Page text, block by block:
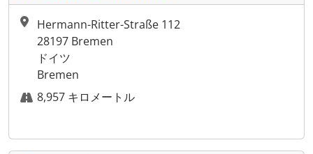
Hermann-Ritter-Straße 112
28197 Bremen
ドイツ
Bremen
8,957 キロメートル